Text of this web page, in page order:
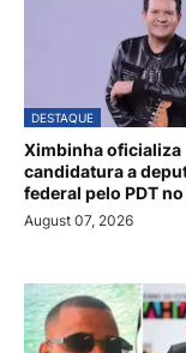
DESTAQUE
Ximbinha oficializa
candidatura a
federal pelo PDT no
August 07, 2026